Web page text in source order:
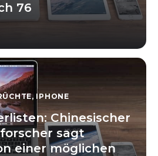
76
, IPHONE
Chinesischer
sagt
einer möglichen